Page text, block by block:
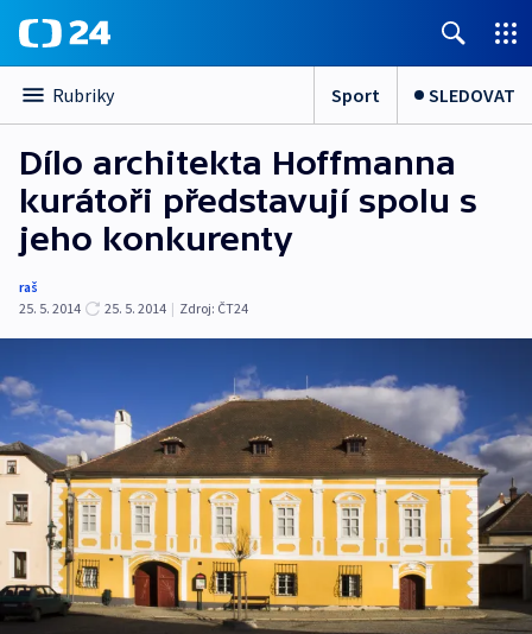
Rubriky Sport SLEDOVAT
Dílo architekta Hoffmanna
kurátoři představují spolu s
jeho konkurenty
raš
25. 5. 2014
25. 5. 2014 | Zdroj: ČT24